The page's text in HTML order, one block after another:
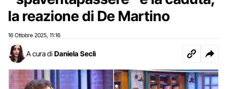
la reazione di De Martino
16 Ottobre 2025 11:16
A cura di Daniela Seclì